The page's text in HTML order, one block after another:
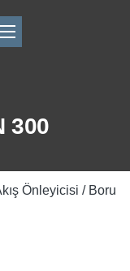
300
Önleyicisi / Boru